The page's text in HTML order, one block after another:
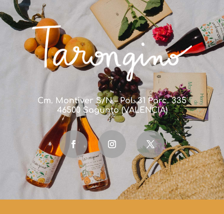
Cm. Montiver S/N – Pol. 31 Parc. 335
46500 Sagunto (VALENCIA)